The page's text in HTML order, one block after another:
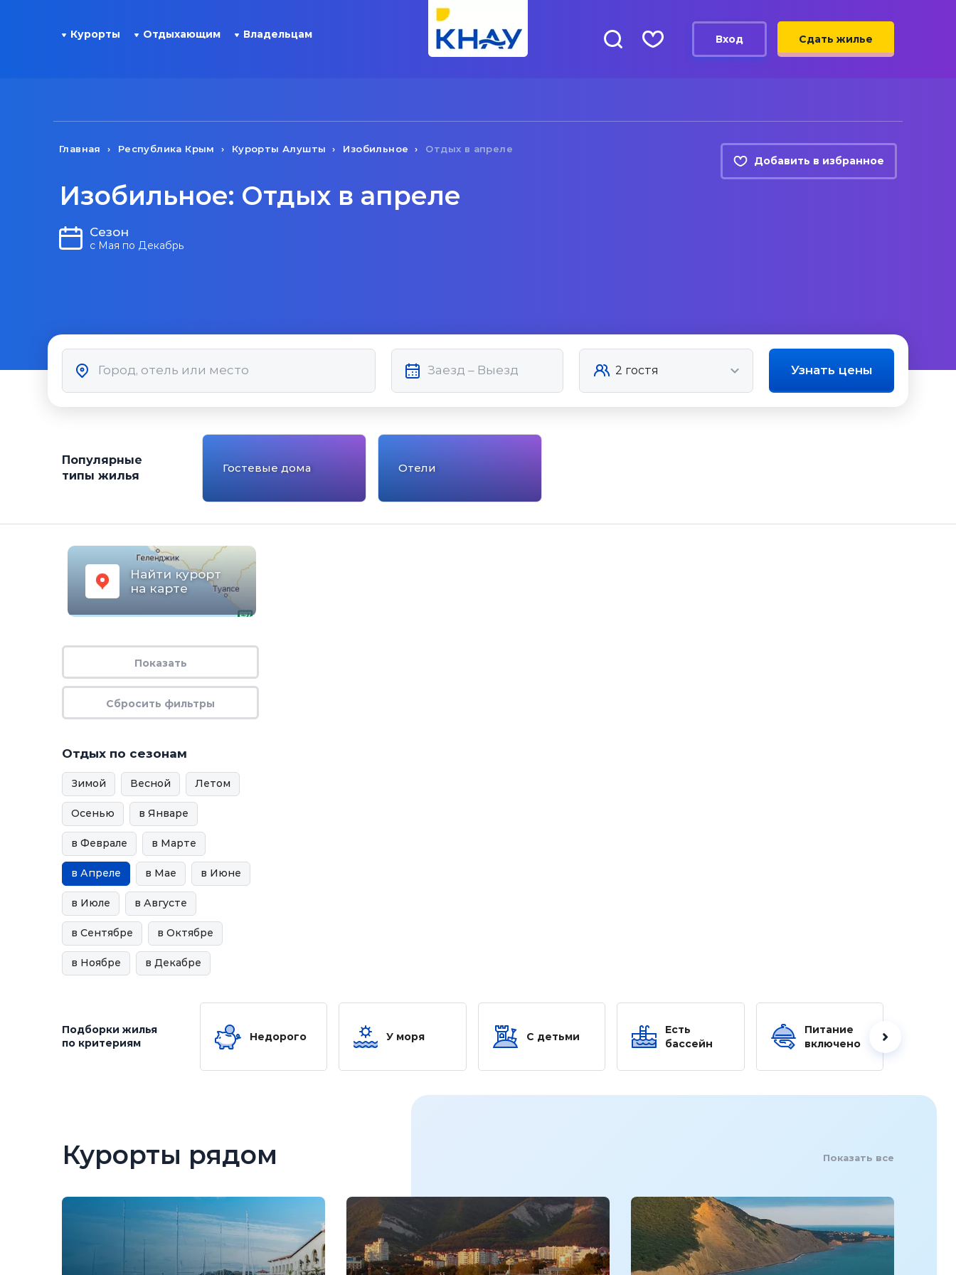
Курорты Отдыхающим Владельцам Вход Сдать жилье
Главная Республика Крым Курорты Алушты Изобильное Отдых в апреле
Добавить в избранное
Изобильное: Отдых в апреле
Сезон
с Мая по Декабрь
Узнать цены
Популярные
типы жилья
Гостевые дома Отели
Найти курорт
на карте
Отдых по сезонам
Зимой Весной Летом
Осенью в Январе
в Феврале в Марте
в Апреле в Мае в Июне
в Июле в Августе
в Сентябре в Октябре
в Ноябре в Декабре
Подборки жилья
по критериям
Недорого У моря С детьми
Есть
бассейн
Питание
включено
Курорты рядом Показать все